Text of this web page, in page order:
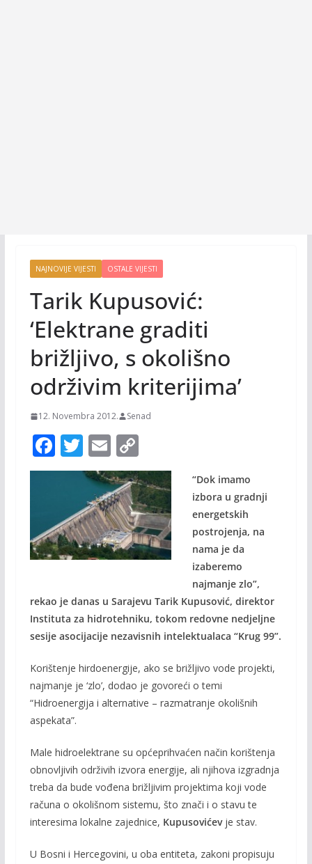
NAJNOVIJE VIJESTI OSTALE VIJESTI
Tarik Kupusović:
‘Elektrane graditi
brižljivo, s okolišno
održivim kriterijima’
12. Novembra 2012. Senad
F
ac
b
o
o
T
w
itt
er
E
m
ai
l
C
o
p
y
Li
n
“Dok imamo
izbora u gradnji
energetskih
postrojenja, na
nama je da
izaberemo
najmanje zlo”,
rekao je danas u Sarajevu Tarik Kupusović, direktor
Instituta za hidrotehniku, tokom redovne nedjeljne
sesije asocijacije nezavisnih intelektualaca “Krug 99”.
Korištenje hirdoenergije, ako se brižljivo vode projekti,
najmanje je ‘zlo’, dodao je govoreći o temi
“Hidroenergija i alternative – razmatranje okolišnih
aspekata”.
Male hidroelektrane su općeprihvaćen način korištenja
obnovljivih održivih izvora energije, ali njihova izgradnja
treba da bude vođena brižljivim projektima koji vode
računa o okolišnom sistemu, što znači i o stavu te
interesima lokalne zajednice, Kupusovićevje stav.
U Bosni i Hercegovini, u oba entiteta, zakoni propisuju